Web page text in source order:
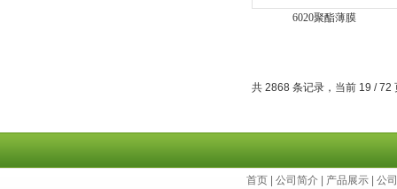
6020聚酯薄膜
共 2868 条记录，当前 19 /
首页 |公司简介 产品展示 |公